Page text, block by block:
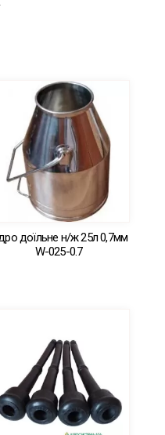
доїльне н/ж 25л 0,7мм
W-025-0.7